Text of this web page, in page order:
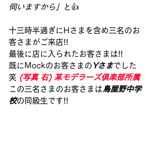
伺いますから」
と👍
十三時半過ぎにHさまを含め三名のお
客さまがご来店!!
最後に店に入られたお客さまは!!
既にMockのお客さまの Yさまでした
笑 (写真 右) 某モデラーズ倶楽部所属
この三名さまのお客さまは鳥屋野中学
校の同級生です!!